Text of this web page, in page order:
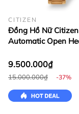
CITIZEN
Đồng Hồ Nữ Citizen
Automatic Open
9.500.000₫
15.000.000₫ -37%